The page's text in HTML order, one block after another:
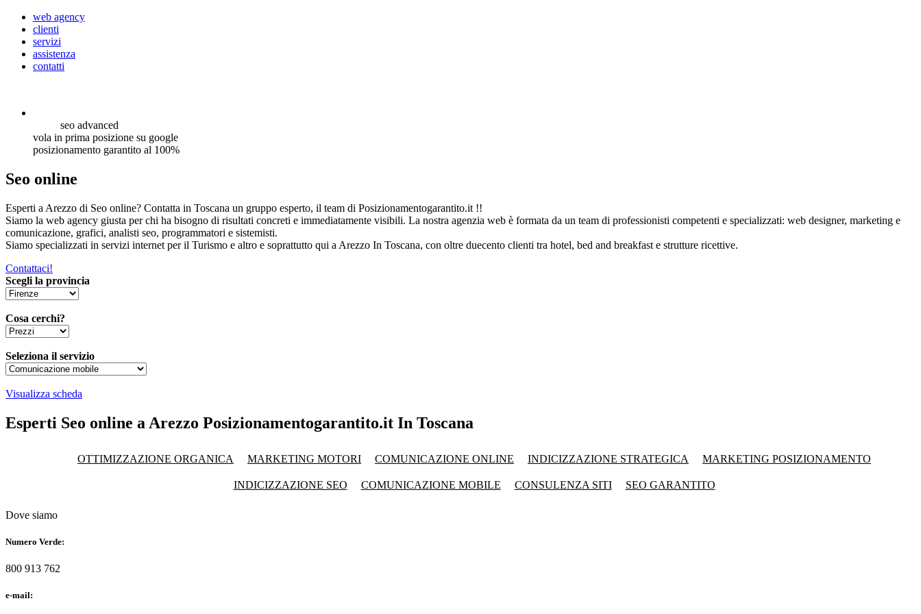
web agency
clienti
servizi
assistenza
contatti
seo advanced
vola in prima posizione su google
posizionamento garantito al 100%
Seo online
Esperti a Arezzo di Seo online? Contatta in Toscana un gruppo esperto, il team di Posizionamentogarantito.it !!
Siamo la web agency giusta per chi ha bisogno di risultati concreti e immediatamente visibili. La nostra agenzia web è formata da un team di professionisti competenti e specializzati: web designer, marketing e
comunicazione, grafici, analisti seo, programmatori e sistemisti.
Siamo specializzati in servizi internet per il Turismo e altro e soprattutto qui a Arezzo In Toscana, con oltre duecento clienti tra hotel, bed and breakfast e strutture ricettive.
Contattaci!
Scegli la provincia
Cosa cerchi?
Seleziona il servizio
Visualizza scheda
Esperti Seo online a Arezzo Posizionamentogarantito.it In Toscana
OTTIMIZZAZIONE ORGANICA MARKETING MOTORI COMUNICAZIONE ONLINE INDICIZZAZIONE STRATEGICA MARKETING POSIZIONAMENTO
INDICIZZAZIONE SEO COMUNICAZIONE MOBILE CONSULENZA SITI SEO GARANTITO
Dove siamo
Numero Verde:
800 913 762
e-mail: